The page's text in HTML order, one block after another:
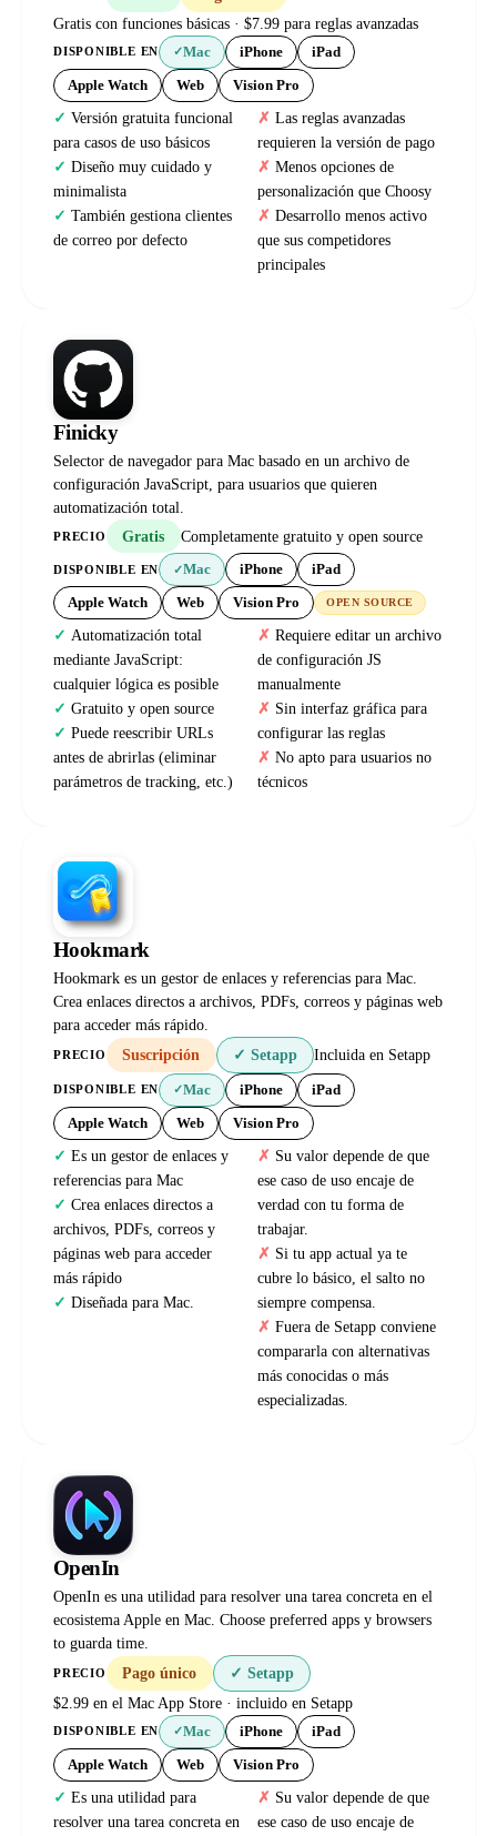
Gratis con funciones básicas · $7.99 para reglas avanzadas
DISPONIBLE EN ✓Mac iPhone iPad
Apple Watch Web Vision Pro
Versión gratuita funcional
para casos de uso básicos
Diseño muy cuidado y
minimalista
También gestiona clientes
de correo por defecto
Las reglas avanzadas
requieren la versión de pago
Menos opciones de
personalización que Choosy
Desarrollo menos activo
que sus competidores
principales
Finicky
Selector de navegador para Mac basado en un archivo de
configuración JavaScript, para usuarios que quieren
automatización total.
PRECIO Gratis Completamente gratuito y open source
DISPONIBLE EN ✓Mac iPhone iPad
Apple Watch Web Vision Pro OPEN SOURCE
Automatización total
mediante JavaScript:
cualquier lógica es posible
Gratuito y open source
Puede reescribir URLs
antes de abrirlas (eliminar
parámetros de tracking, etc.)
Requiere editar un archivo
de configuración JS
manualmente
Sin interfaz gráfica para
configurar las reglas
No apto para usuarios no
técnicos
Hookmark
Hookmark es un gestor de enlaces y referencias para Mac.
Crea enlaces directos a archivos, PDFs, correos y páginas web
para acceder más rápido.
PRECIO Suscripción ✓ Setapp Incluida en Setapp
DISPONIBLE EN ✓Mac iPhone iPad
Apple Watch Web Vision Pro
Es un gestor de enlaces y
referencias para Mac
Crea enlaces directos a
archivos, PDFs, correos y
páginas web para acceder
más rápido
Diseñada para Mac.
Su valor depende de que
ese caso de uso encaje de
verdad con tu forma de
trabajar.
Si tu app actual ya te
cubre lo básico, el salto no
siempre compensa.
Fuera de Setapp conviene
compararla con alternativas
más conocidas o más
especializadas.
OpenIn
OpenIn es una utilidad para resolver una tarea concreta en el
ecosistema Apple en Mac. Choose preferred apps y browsers
to guarda time.
PRECIO Pago único
✓ Setapp
$2.99 en el Mac App Store · incluido en Setapp
DISPONIBLE EN ✓Mac iPhone iPad
Apple Watch Web Vision Pro
Es una utilidad para
resolver una tarea concreta en
Su valor depende de que
ese caso de uso encaje de